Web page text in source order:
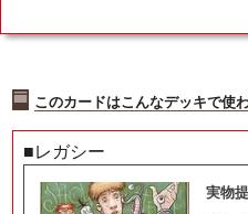
このカードはこんなデッキで使
■レガシー
実物